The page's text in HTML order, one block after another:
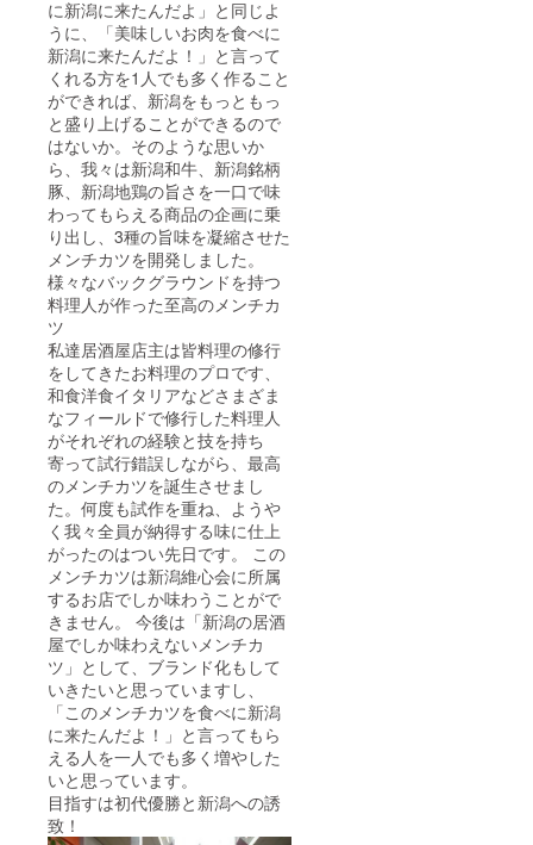
に新潟に来たんだよ」と同じよ
うに、「美味しいお肉を食べに
新潟に来たんだよ！」と言って
くれる方を1人でも多く作ること
ができれば、新潟をもっともっ
と盛り上げることができるので
はないか。そのような思いか
ら、我々は新潟和牛、新潟銘柄
豚、新潟地鶏の旨さを一口で味
わってもらえる商品の企画に乗
り出し、3種の旨味を凝縮させた
メンチカツを開発しました。
様々なバックグラウンドを持つ
料理人が作った至高のメンチカ
ツ
私達居酒屋店主は皆料理の修行
をしてきたお料理のプロです、
和食洋食イタリアなどさまざま
なフィールドで修行した料理人
がそれぞれの経験と技を持ち
寄って試行錯誤しながら、最高
のメンチカツを誕生させまし
た。何度も試作を重ね、ようや
く我々全員が納得する味に仕上
がったのはつい先日です。 この
メンチカツは新潟維心会に所属
するお店でしか味わうことがで
きません。 今後は「新潟の居酒
屋でしか味わえないメンチカ
ツ」として、ブランド化もして
いきたいと思っていますし、
「このメンチカツを食べに新潟
に来たんだよ！」と言ってもら
える人を一人でも多く増やした
いと思っています。
目指すは初代優勝と新潟への誘
致！